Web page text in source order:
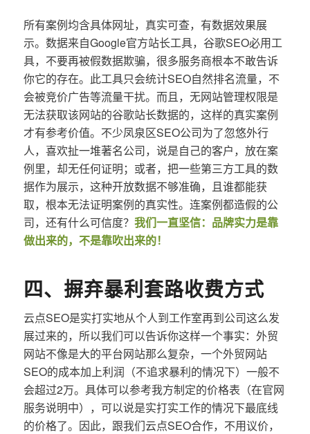
所有案例均含具体网址，真实可查，有数据效果展
示。数据来自Google官方站长工具，谷歌SEO必用工
具，不要再被假数据欺骗，很多服务商根本不敢告诉
你它的存在。此工具只会统计SEO自然排名流量，不
会被竞价广告等流量干扰。而且，无网站管理权限是
无法获取该网站的谷歌站长数据的，这样的真实案例
才有参考价值。不少凤泉区SEO公司为了忽悠外行
人，喜欢扯一堆著名公司，说是自己的客户，放在案
例里，却无任何证明；或者，把一些第三方工具的数
据作为展示，这种开放数据不够准确，且谁都能获
取，根本无法证明案例的真实性。连案例都造假的公
司，还有什么可信度？ 我们一直坚信：品牌实力是靠
做出来的，不是靠吹出来的！
四、摒弃暴利套路收费方式
云点SEO是实打实地从个人到工作室再到公司这么发
展过来的，所以我们可以告诉你这样一个事实：外贸
网站不像是大的平台网站那么复杂，一个外贸网站
SEO的成本加上利润（不追求暴利的情况下）一般不
会超过2万。具体可以参考我方制定的价格表（在官网
服务说明中），可以说是实打实工作的情况下最底线
的价格了。因此，跟我们云点SEO合作，不用议价，